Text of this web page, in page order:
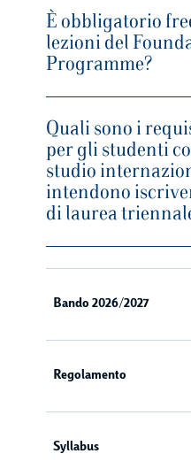
È obbligatorio
lezioni del
Programme?
Quali sono i
per gli studenti
studio
intendono
di laurea
Bando 2026/2027
Regolamento
Syllabus